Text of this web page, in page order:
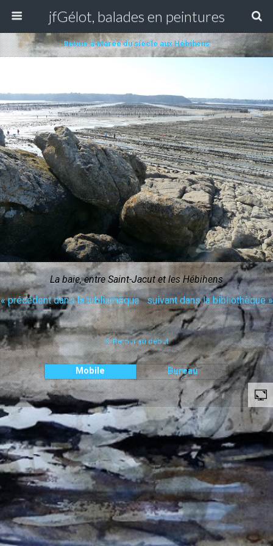
jfGélot, balades en peintures
Retour à Marée du siècle aux Hébihens
La baie, entre Saint-Jacut et les Hébihens
« précédent dans la bibliothèque
suivant dans la bibliothèque »
Retour au début
Mobile Bureau